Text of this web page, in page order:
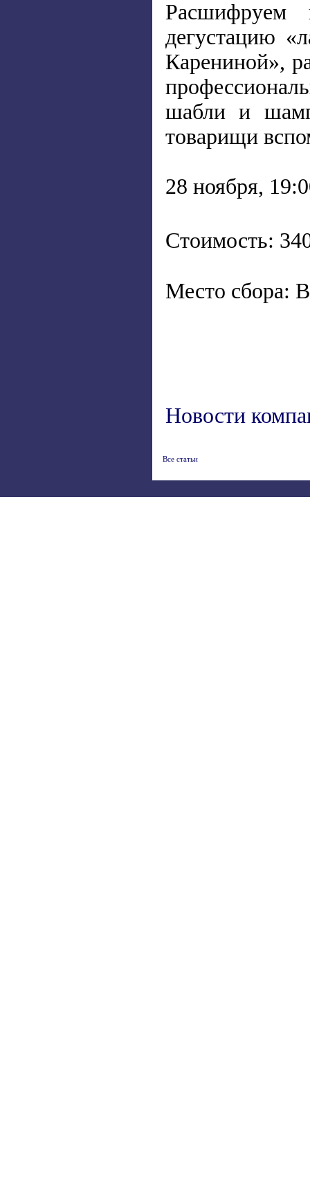
Расшифруем
дегустацию
Карениной»,
шабли и
товарищи
28 ноября,
Стоимость:
Место сбора:
Новости
Все статьи